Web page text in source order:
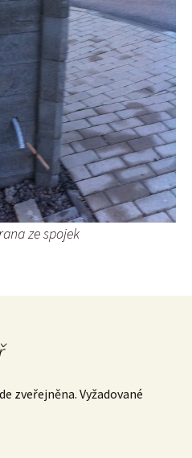
ze spojek
zveřejněna. Vyžadované